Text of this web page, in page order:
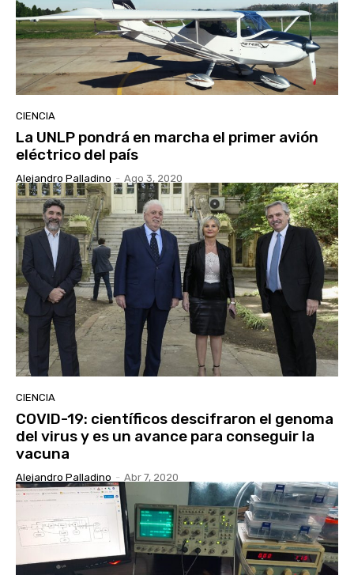
CIENCIA
La UNLP pondrá en marcha el primer avión
eléctrico del país
Alejandro Palladino - Ago 3, 2020
CIENCIA
COVID-19: científicos descifraron el genoma
del virus y es un avance para conseguir la
vacuna
Alejandro Palladino - Abr 7, 2020